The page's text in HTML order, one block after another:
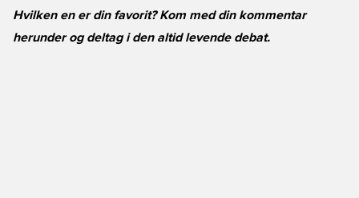
Hvilken en er din favorit? Kom med din kommentar
herunder og deltag i den altid levende debat.